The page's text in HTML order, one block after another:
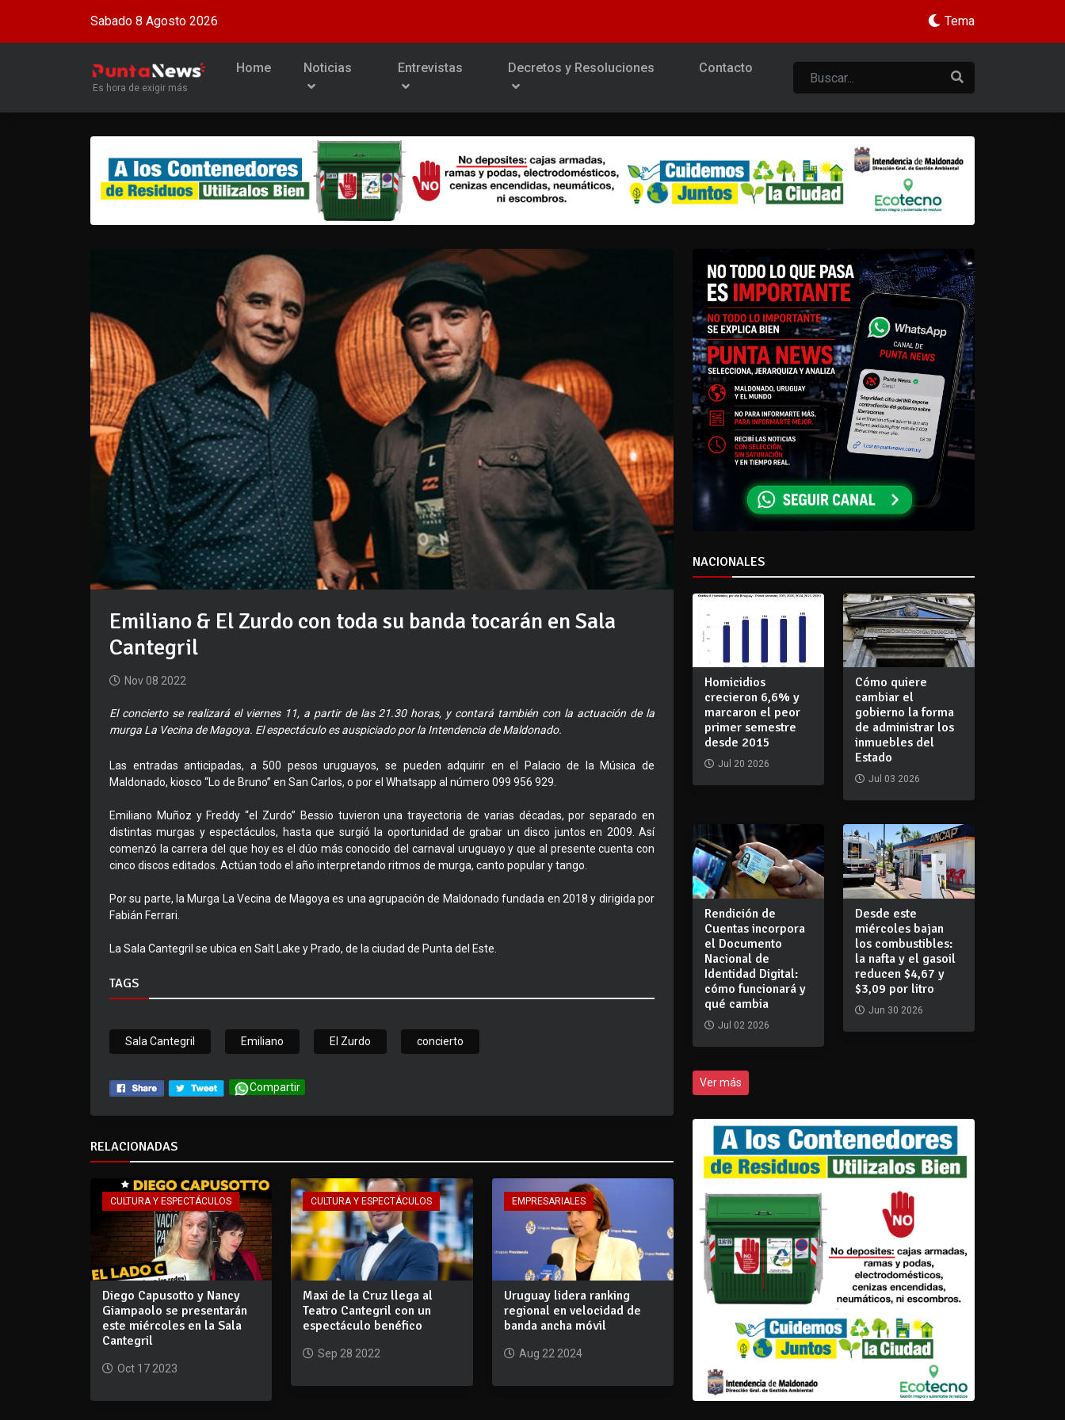
Sabado 8 Agosto 2026 Tema
Es hora de exigir más
Home Noticias Entrevistas Decretos y Resoluciones Contacto
Emiliano & El Zurdo con toda su banda tocarán en Sala
Cantegril
Nov 08 2022
El concierto se realizará el viernes 11, a partir de las 21.30 horas, y contará también con la actuación de la
murga La Vecina de Magoya. El espectáculo es auspiciado por la Intendencia de Maldonado.
Las entradas anticipadas, a 500 pesos uruguayos, se pueden adquirir en el Palacio de la Música de
Maldonado, kiosco “Lo de Bruno” en San Carlos, o por el Whatsapp al número 099 956 929.
Emiliano Muñoz y Freddy “el Zurdo” Bessio tuvieron una trayectoria de varias décadas, por separado en
distintas murgas y espectáculos, hasta que surgió la oportunidad de grabar un disco juntos en 2009. Así
comenzó la carrera del que hoy es el dúo más conocido del carnaval uruguayo y que al presente cuenta con
cinco discos editados. Actúan todo el año interpretando ritmos de murga, canto popular y tango.
Por su parte, la Murga La Vecina de Magoya es una agrupación de Maldonado fundada en 2018 y dirigida por
Fabián Ferrari.
La Sala Cantegril se ubica en Salt Lake y Prado, de la ciudad de Punta del Este.
TAGS
Sala Cantegril Emiliano El Zurdo concierto
Compartir
RELACIONADAS
CULTURA Y ESPECTÁCULOS
Diego Capusotto y Nancy
Giampaolo se presentarán
este miércoles en la Sala
Cantegril
Oct 17 2023
CULTURA Y ESPECTÁCULOS
Maxi de la Cruz llega al
Teatro Cantegril con un
espectáculo benéfico
Sep 28 2022
EMPRESARIALES
Uruguay lidera ranking
regional en velocidad de
banda ancha móvil
Aug 22 2024
NACIONALES
Homicidios
crecieron 6,6% y
marcaron el peor
primer semestre
desde 2015
Jul 20 2026
Cómo quiere
cambiar el
gobierno la forma
de administrar los
inmuebles del
Estado
Jul 03 2026
Rendición de
Cuentas incorpora
el Documento
Nacional de
Identidad Digital:
cómo funcionará y
qué cambia
Jul 02 2026
Desde este
miércoles bajan
los combustibles:
la nafta y el gasoil
reducen $4,67 y
$3,09 por litro
Jun 30 2026
Ver más